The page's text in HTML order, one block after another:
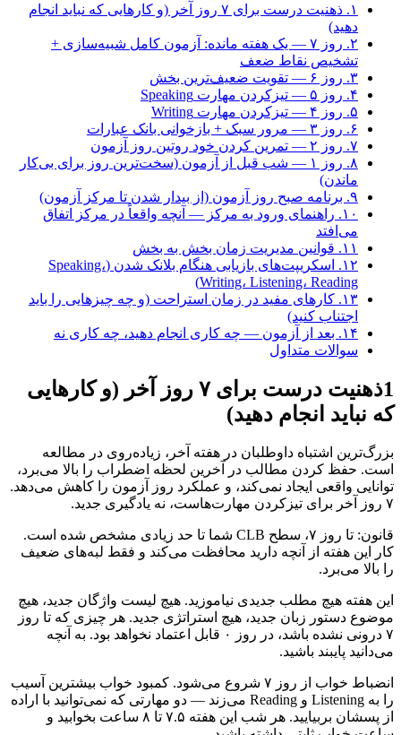
۱. ذهنیت درست برای ۷ روز آخر (و کارهایی که نباید انجام
دهید)
۲. روز ۷ — یک هفته مانده: آزمون کامل شبیه‌سازی +
تشخیص نقاط ضعف
۳. روز ۶ — تقویت ضعیف‌ترین بخش
۴. روز ۵ — تیزکردن مهارت Speaking
۵. روز ۴ — تیزکردن مهارت Writing
۶. روز ۳ — مرور سبک + بازخوانی بانک عبارات
۷. روز ۲ — تمرین کردن خود روتین روز آزمون
۸. روز ۱ — شب قبل از آزمون (سخت‌ترین روز برای بی‌کار
ماندن)
۹. برنامه صبح روز آزمون (از بیدار شدن تا مرکز آزمون)
۱۰. راهنمای ورود به مرکز — آنچه واقعاً در مرکز اتفاق
می‌افتد
۱۱. قوانین مدیریت زمان بخش به بخش
۱۲. اسکریپت‌های بازیابی هنگام بلانک شدن (Speaking،
Writing، Listening، Reading)
۱۳. کارهای مفید در زمان استراحت (و چه چیزهایی را باید
اجتناب کنید)
۱۴. بعد از آزمون — چه کاری انجام دهید، چه کاری نه
سوالات متداول
1
ذهنیت درست برای ۷ روز آخر (و کارهایی
که نباید انجام دهید)
بزرگ‌ترین اشتباه داوطلبان در هفته آخر، زیاده‌روی در مطالعه
است. حفظ کردن مطالب در آخرین لحظه اضطراب را بالا می‌برد،
توانایی واقعی ایجاد نمی‌کند، و عملکرد روز آزمون را کاهش می‌دهد.
۷ روز آخر برای تیزکردن مهارت‌هاست، نه یادگیری جدید.
قانون: تا روز ۷، سطح CLB شما تا حد زیادی مشخص شده است.
کار این هفته از آنچه دارید محافظت می‌کند و فقط لبه‌های ضعیف
را بالا می‌برد.
این هفته هیچ مطلب جدیدی نیاموزید. هیچ لیست واژگان جدید، هیچ
موضوع دستور زبان جدید، هیچ استراتژی جدید. هر چیزی که تا روز
۷ درونی نشده باشد، در روز ۰ قابل اعتماد نخواهد بود. به آنچه
می‌دانید پایبند باشید.
انضباط خواب از روز ۷ شروع می‌شود. کمبود خواب بیشترین آسیب
را به Listening و Reading می‌زند — دو مهارتی که نمی‌توانید با اراده
از پسشان بربیایید. هر شب این هفته ۷.۵ تا ۸ ساعت بخوابید و